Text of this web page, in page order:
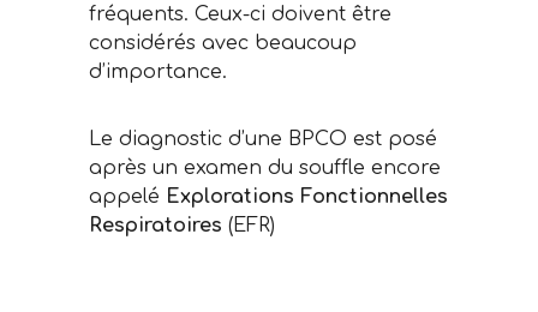
fréquents. Ceux-ci doivent être
considérés avec beaucoup
d’importance.
Le diagnostic d’une BPCO est posé
après un examen du souffle encore
appelé Explorations Fonctionnelles
Respiratoires (EFR)